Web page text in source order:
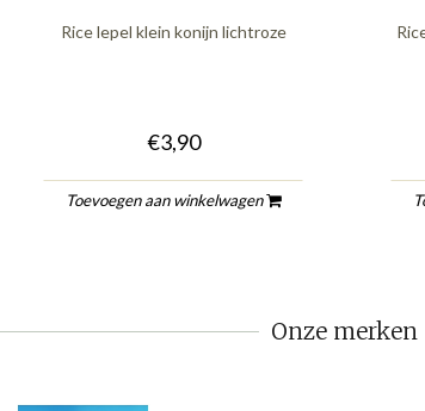
Rice lepel klein konijn lichtroze
€3,90
Toevoegen aan winkelwagen
Onze merken